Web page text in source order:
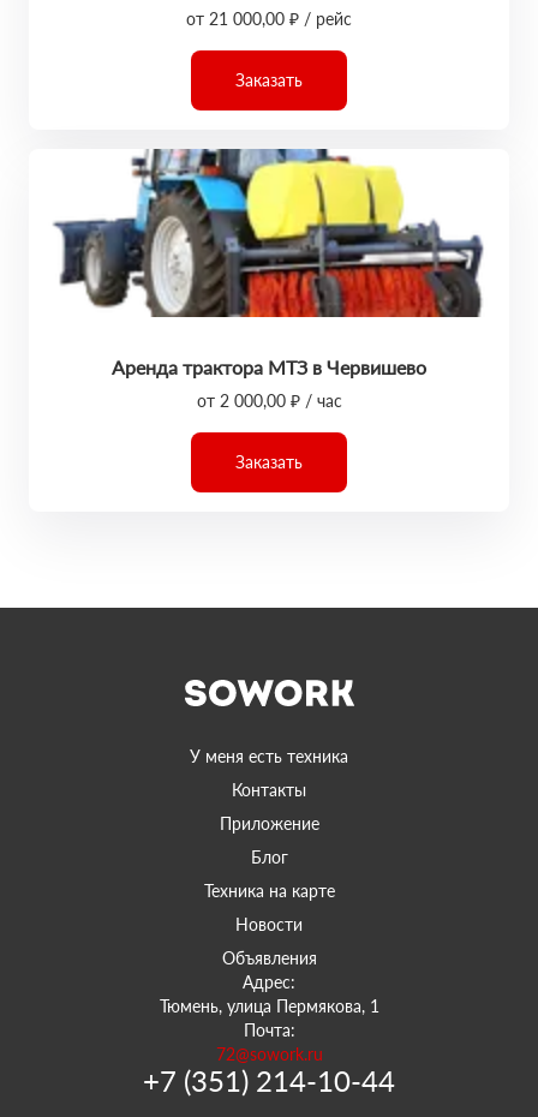
от 21 000,00 ₽ / рейс
Заказать
Аренда трактора МТЗ в Червишево
от 2 000,00 ₽ / час
Заказать
У меня есть техника
Контакты
Приложение
Блог
Техника на карте
Новости
Объявления
Адрес:
Тюмень, улица Пермякова, 1
Почта:
72@sowork.ru
+7 (351) 214-10-44